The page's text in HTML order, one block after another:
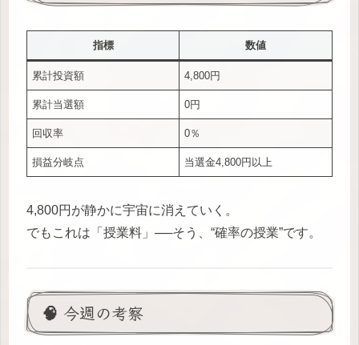
指標 数値
累計投資額 4,800円
累計当選額 0円
回収率 0％
損益分岐点 当選金4,800円以上
4,800円が静かに宇宙に消えていく。
でもこれは「授業料」──そう、“確率の授業”です。
🧠 今週の考察